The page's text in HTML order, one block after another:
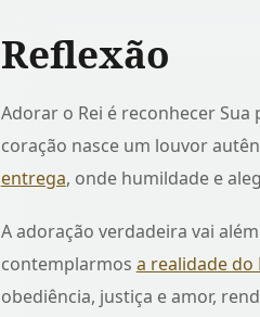
Reflexão
Adorar o Rei é reconhecer
coração nasce um louvor
entrega, onde humildade e
A adoração verdadeira vai
contemplarmos a realidade do
obediência, justiça e amor,